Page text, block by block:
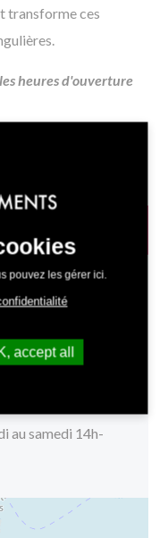
transforme ces
heures d'ouverture
27/03/2027 -
au samedi 14h-
pouvez les gérer ici.
accept all